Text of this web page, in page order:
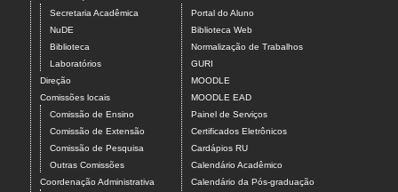
Secretaria Acadêmica
NuDE
Biblioteca
Laboratórios
Direção
Comissões locais
Comissão de Ensino
Comissão de Extensão
Comissão de Pesquisa
Outras Comissões
Coordenação Administrativa
Portal do Aluno
Biblioteca Web
Normalização de Trabalhos
GURI
MOODLE
MOODLE EAD
Painel de Serviços
Certificados Eletrônicos
Cardápios RU
Calendário Acadêmico
Calendário da Pós-graduação